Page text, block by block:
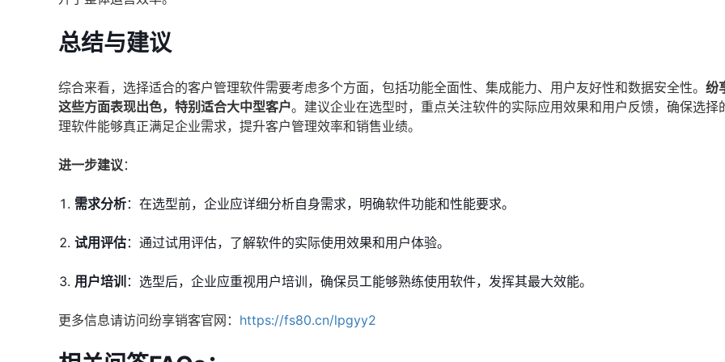
总结与建议
综合来看，选择适合的客户管理软件需要考虑多个方面，包括功能全面性、集成能力、用户友好性和数据安全性。 纷
这些方面表现出色，特别适合大中型客户。建议企业在选型时，重点关注软件的实际应用效果和用户反馈，确保选择
理软件能够真正满足企业需求，提升客户管理效率和销售业绩。
进一步建议：
需求分析：在选型前，企业应详细分析自身需求，明确软件功能和性能要求。
试用评估：通过试用评估，了解软件的实际使用效果和用户体验。
用户培训 ：选型后，企业应重视用户培训，确保员工能够熟练使用软件，发挥其最大效能。
更多信息请访问纷享销客官网： https://fs80.cn/lpgyy2